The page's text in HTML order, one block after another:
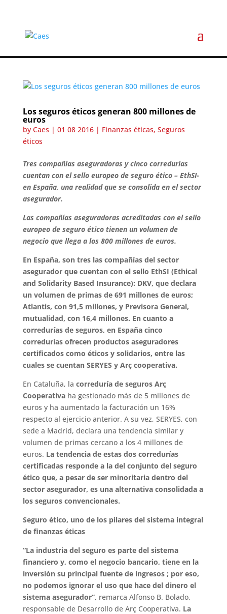
Los seguros éticos generan 800 millones de
euros
by Caes | 01 08 2016| Finanzas éticas, Seguros
éticos
Tres compañías aseguradoras y cinco corredurías
cuentan con el sello europeo de seguro ético – EthSI-
en España, una realidad que se consolida en el sector
asegurador.
Las compañías aseguradoras acreditadas con el sello
europeo de seguro ético tienen un volumen de
negocio que llega a los 800 millones de euros.
En España, son tres las compañías del sector
asegurador que cuentan con el sello EthSI (Ethical
and Solidarity Based Insurance): DKV, que declara
un volumen de primas de 691 millones de euros;
Atlantis, con 91,5 millones, y Previsora General,
mutualidad, con 16,4 millones. En cuanto a
corredurías de seguros, en España cinco
corredurías ofrecen productos aseguradores
certificados como éticos y solidarios, entre las
cuales se cuentan SERYES y Arç cooperativa.
En Cataluña, la correduría de seguros Arç
Cooperativaha gestionado más de 5 millones de
euros y ha aumentado la facturación un 16%
respecto al ejercicio anterior. A su vez, SERYES, con
sede a Madrid, declara una tendencia similar y
volumen de primas cercano a los 4 millones de
euros. La tendencia de estas dos corredurías
certificadas responde a la del conjunto del seguro
ético que, a pesar de ser minoritaria dentro del
sector asegurador, es una alternativa consolidada a
los seguros convencionales.
Seguro ético, uno de los pilares del sistema integral
de finanzas éticas
“La industria del seguro es parte del sistema
financiero y, como el negocio bancario, tiene en la
inversión su principal fuente de ingresos ; por eso,
no podemos ignorar el uso que hace del dinero el
sistema asegurador”, remarca Alfonso B. Bolado,
responsable de Desarrollo de Arç Cooperativa. La